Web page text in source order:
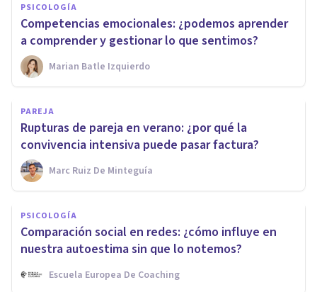
PSICOLOGÍA
Competencias emocionales: ¿podemos aprender
a comprender y gestionar lo que sentimos?
Marian Batle Izquierdo
PAREJA
Rupturas de pareja en verano: ¿por qué la
convivencia intensiva puede pasar factura?
Marc Ruiz De Minteguía
PSICOLOGÍA
Comparación social en redes: ¿cómo influye en
nuestra autoestima sin que lo notemos?
Escuela Europea De Coaching